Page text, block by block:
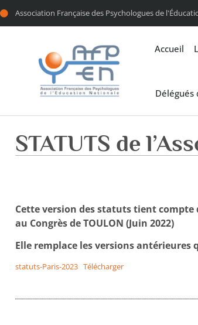
Association Française des Psychologues de
Accueil
STATUTS de
Cette version des statuts tient compte
au Congrès de TOULON (Juin 2022)
Elle remplace les versions
statuts-Paris-2023 Télécharger